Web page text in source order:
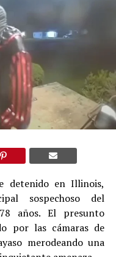
detenido en Illinois,
sospechoso del
años. El presunto
por las cámaras de
merodeando una